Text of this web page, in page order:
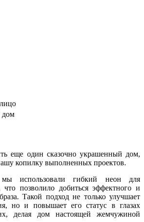
дом
еще один сказочно украшенный дом,
копилку выполненных проектов.
использовали гибкий неон для
что позволило добиться эффектного и
Такой подход не только улучшает
но и повышает его статус в глазах
делая дом настоящей жемчужиной